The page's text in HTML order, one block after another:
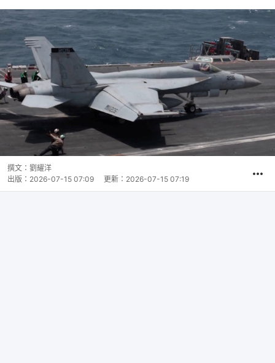
撰文： 劉耀洋
出版： 2026-07-15 07:09 更新： 2026-07-15 07:19